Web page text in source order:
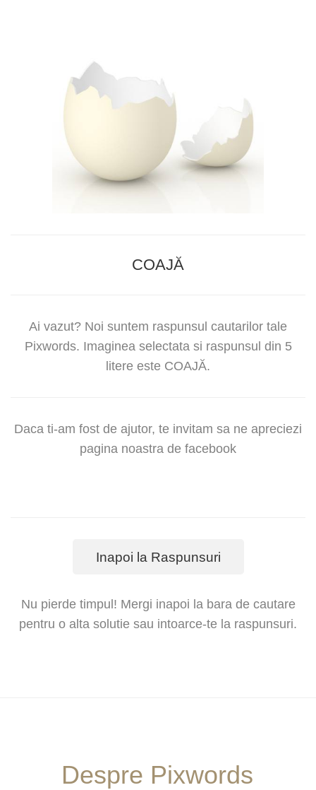
COAJĂ
Ai vazut? Noi suntem raspunsul cautarilor tale
Pixwords. Imaginea selectata si raspunsul din 5
litere este COAJĂ.
Daca ti-am fost de ajutor, te invitam sa ne apreciezi
pagina noastra de facebook
Inapoi la Raspunsuri
Nu pierde timpul! Mergi inapoi la bara de cautare
pentru o alta solutie sau intoarce-te la raspunsuri.
Despre Pixwords